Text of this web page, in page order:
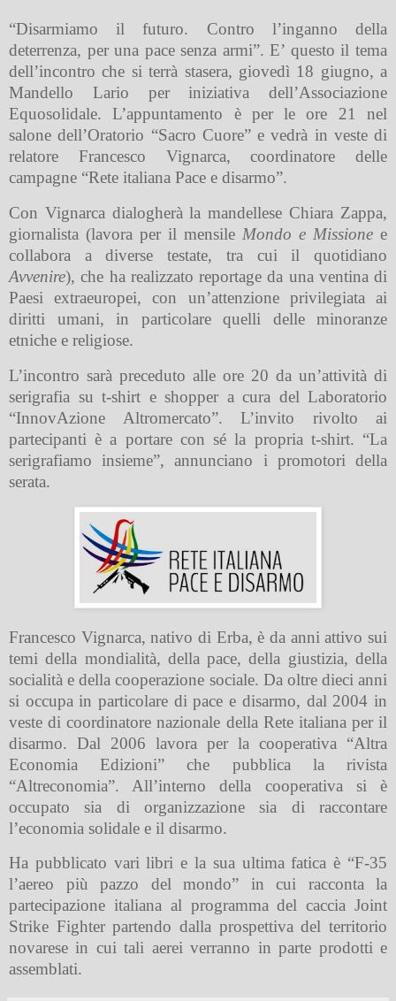
“Disarmiamo il futuro. Contro l’inganno della
deterrenza, per una pace senza armi”. E’ questo il tema
dell’incontro che si terrà stasera, giovedì 18 giugno, a
Mandello Lario per iniziativa dell’Associazione
Equosolidale. L’appuntamento è per le ore 21 nel
salone dell’Oratorio “Sacro Cuore” e vedrà in veste di
relatore Francesco Vignarca, coordinatore delle
campagne “Rete italiana Pace e disarmo”.
Con Vignarca dialogherà la mandellese Chiara Zappa,
giornalista (lavora per il mensile Mondo e Missione e
collabora a diverse testate, tra cui il quotidiano
Avvenire), che ha realizzato reportage da una ventina di
Paesi extraeuropei, con un’attenzione privilegiata ai
diritti umani, in particolare quelli delle minoranze
etniche e religiose.
L’incontro sarà preceduto alle ore 20 da un’attività di
serigrafia su t-shirt e shopper a cura del Laboratorio
“InnovAzione Altromercato”. L’invito rivolto ai
partecipanti è a portare con sé la propria t-shirt. “La
serigrafiamo insieme”, annunciano i promotori della
serata.
Francesco Vignarca, nativo di Erba, è da anni attivo sui
temi della mondialità, della pace, della giustizia, della
socialità e della cooperazione sociale. Da oltre dieci anni
si occupa in particolare di pace e disarmo, dal 2004 in
veste di coordinatore nazionale della Rete italiana per il
disarmo. Dal 2006 lavora per la cooperativa “Altra
Economia Edizioni” che pubblica la rivista
“Altreconomia”. All’interno della cooperativa si è
occupato sia di organizzazione sia di raccontare
l’economia solidale e il disarmo.
Ha pubblicato vari libri e la sua ultima fatica è “F-35
l’aereo più pazzo del mondo” in cui racconta la
partecipazione italiana al programma del caccia Joint
Strike Fighter partendo dalla prospettiva del territorio
novarese in cui tali aerei verranno in parte prodotti e
assemblati.